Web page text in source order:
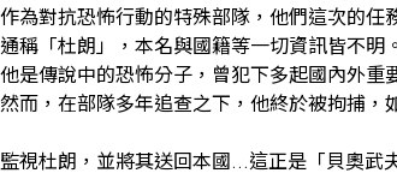
作為對抗恐怖行動的特殊部隊，他們這次的任
通稱「杜朗」，本名與國籍等一切資訊皆不明。
他是傳說中的恐怖分子，曾犯下多起國內外重
然而，在部隊多年追查之下，他終於被拘捕，
監視杜朗，並將其送回本國...這正是「貝奧武